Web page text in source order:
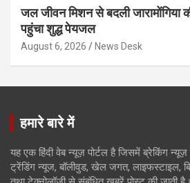
जल जीवन मिशन से बदली जारामोंगिया
पहुंचा शुद्ध पेयजल
August 6, 2026 News Desk
हमारे बारे में
यह एक हिंदी वेब न्यूज़ पोर्टल है जिसमें ब्रेकिंग
ट्रेंडिंग न्यूज, बॉलीवुड, खेल जगत, लाइफस्टाइल,